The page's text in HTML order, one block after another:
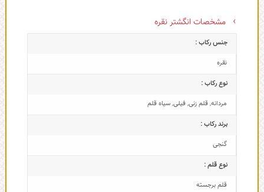
مشخصات انگشتر نقره
جنس رکاب :
نقره
نوع رکاب :
مردانه,قلم زنی,فیلی,سیاه قلم
برند رکاب :
گنجی
نوع قلم :
قلم برجسته